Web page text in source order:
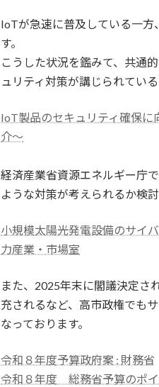
IoTが急速に普及している一
す。
こうした状況を鑑みて、共通
ュリティ対策が講じられてい
IoT製品のセキュリティ確保に
介～
経済産業省資源エネルギー庁
ような対策が考えられるか検
小規模太陽光発電設備のサ
力産業・市場室
また、2025年末に閣議決定さ
充されるなど、高市政権でも
なっております。
令和８年度予算政府案 : 財務省
令和８年度 総務省予算のポイ